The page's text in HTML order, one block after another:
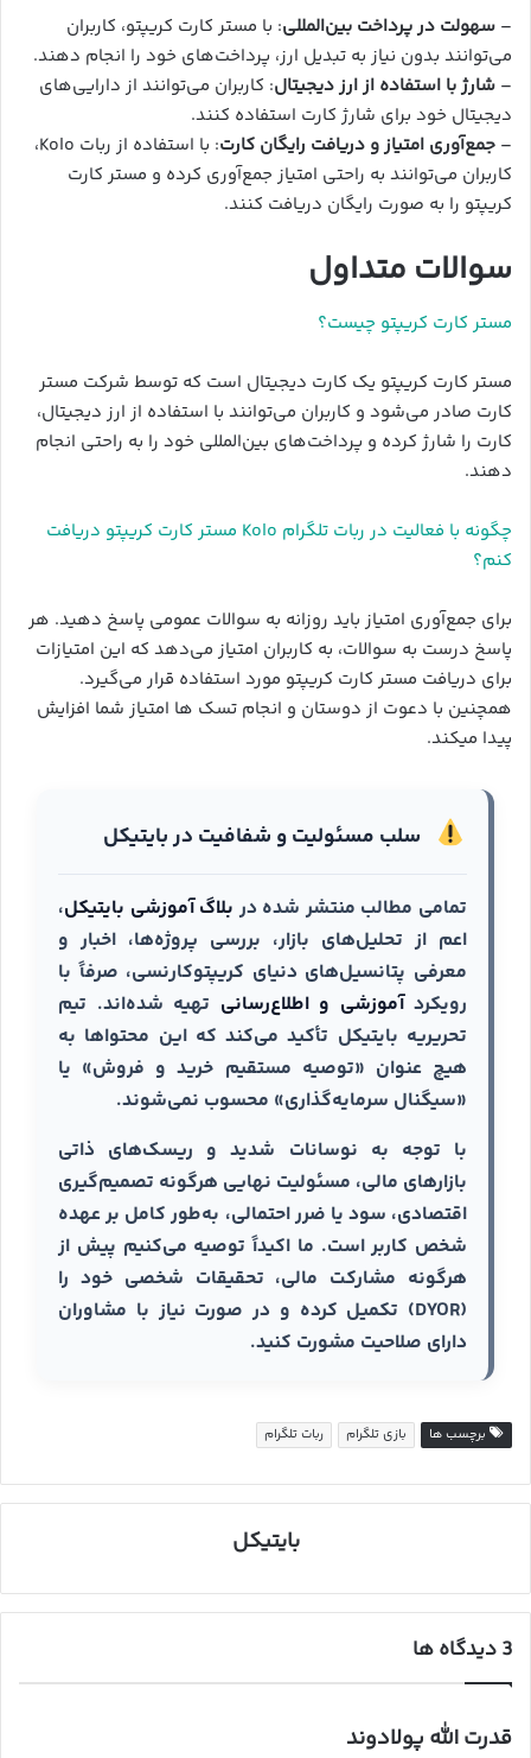
– سهولت در پرداخت بین‌المللی: با مستر کارت کریپتو، کاربران
می‌توانند بدون نیاز به تبدیل ارز، پرداخت‌های خود را انجام دهند.
– شارژ با استفاده از ارز دیجیتال: کاربران می‌توانند از دارایی‌های
دیجیتال خود برای شارژ کارت استفاده کنند.
– جمع‌آوری امتیاز و دریافت رایگان کارت
: با استفاده از ربات Kolo،
کاربران می‌توانند به راحتی امتیاز جمع‌آوری کرده و مستر کارت
کریپتو را به صورت رایگان دریافت کنند.
سوالات متداول
مستر کارت کریپتو چیست؟
مستر کارت کریپتو یک کارت دیجیتال است که توسط شرکت مستر
کارت صادر می‌شود و کاربران می‌توانند با استفاده از ارز دیجیتال،
کارت را شارژ کرده و پرداخت‌های بین‌المللی خود را به راحتی انجام
دهند.
چگونه با فعالیت در ربات تلگرام Kolo مستر کارت کریپتو دریافت
کنم؟
برای جمع‌آوری امتیاز باید روزانه به سوالات عمومی پاسخ دهید. هر
پاسخ درست به سوالات، به کاربران امتیاز می‌دهد که این امتیازات
برای دریافت مستر کارت کریپتو مورد استفاده قرار می‌گیرد.
همچنین با دعوت از دوستان و انجام تسک ها امتیاز شما افزایش
پیدا میکند.
سلب مسئولیت و شفافیت در بایتیکل
تمامی مطالب منتشر شده در بلاگ آموزشی بایتیکل،
اعم از تحلیل‌های بازار، بررسی پروژه‌ها، اخبار و
معرفی پتانسیل‌های دنیای کریپتوکارنسی، صرفاً با
رویکردآموزشی و اطلاع‌رسانی تهیه شده‌اند. تیم
تحریریه بایتیکل تأکید می‌کند که این محتواها به
هیچ عنوان «توصیه مستقیم خرید و فروش» یا
«سیگنال سرمایه‌گذاری» محسوب نمی‌شوند.
با توجه به نوسانات شدید و ریسک‌های ذاتی
بازارهای مالی، مسئولیت نهایی هرگونه تصمیم‌گیری
اقتصادی، سود یا ضرر احتمالی، به‌طور کامل بر عهده
شخص کاربر است. ما اکیداً توصیه می‌کنیم پیش از
هرگونه مشارکت مالی، تحقیقات شخصی خود را
(DYOR) تکمیل کرده و در صورت نیاز با مشاوران
دارای صلاحیت مشورت کنید.
برچسب ها بازی تلگرام ربات تلگرام
بایتیکل
‫3 دیدگاه ها
قدرت الله پولادوند